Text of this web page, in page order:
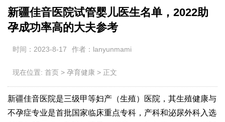
新疆佳音医院试管婴儿医生名单，2022助
孕成功率高的大夫参考
时间：2023-8-17 作者：lanyunmami
现在位置: 首页 > 孕育健康 > 正文
新疆佳音医院是三级甲等妇产（生殖）医院，其生殖健康与
不孕症专业是首批国家临床重点专科，产科和泌尿外科入选